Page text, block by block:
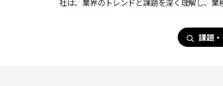
社は、業界のトレンドと課題を深く理解し、業
課題